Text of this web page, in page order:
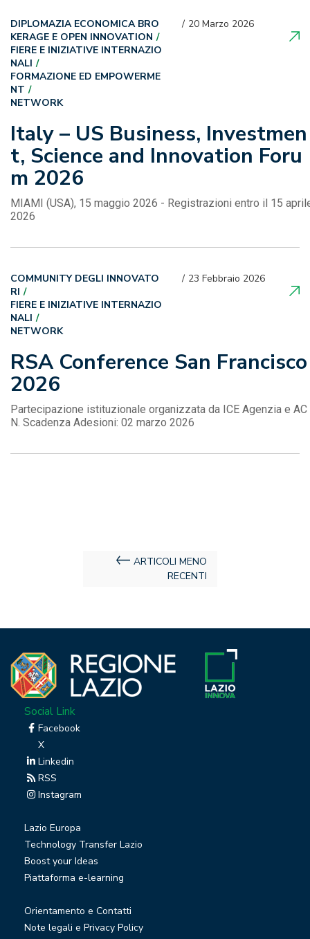
Italy – US Business, Investmen
t, Science and Innovation Foru
m 2026
20 Marzo 2026
DIPLOMAZIA ECONOMICA BRO
KERAGE E OPEN INNOVATION
FIERE E INIZIATIVE INTERNAZIO
NALI
FORMAZIONE ED EMPOWERME
NT
NETWORK
MIAMI (USA), 15 maggio 2026 - Registrazioni entro il 15
2026
RSA Conference San Francisco
2026
23 Febbraio 2026
COMMUNITY DEGLI INNOVATO
RI
FIERE E INIZIATIVE INTERNAZIO
NALI
NETWORK
Partecipazione istituzionale organizzata da ICE Agenzia e AC
N. Scadenza Adesioni: 02 marzo 2026
ARTICOLI MENO
RECENTI
Social Link
Facebook
X
Linkedin
RSS
Instagram
Lazio Europa
Technology Transfer Lazio
Boost your Ideas
Piattaforma e-learning
Orientamento e Contatti
Note legali e Privacy Policy